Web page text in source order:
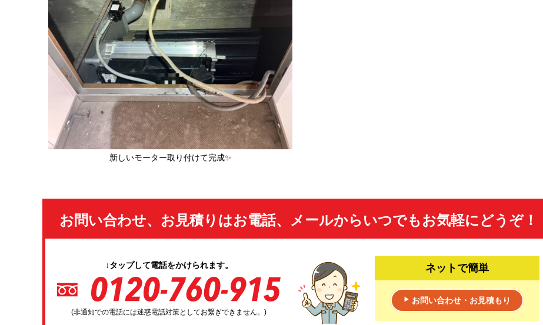
新しいモーター取り付けて完成✨
お問い合わせ、お見積りはお電話、メールからいつでもお気軽にどうぞ！
↓タップして電話をかけられます。
(非通知での電話には迷惑電話対策としてお繋ぎできません。)
ネットで簡単
▶ お問い合わせ・お見積もり